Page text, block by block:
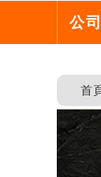
公
首